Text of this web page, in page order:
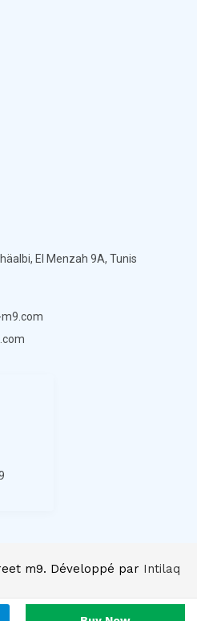
El Menzah 9A, Tunis
m9. Développé par Intilaq